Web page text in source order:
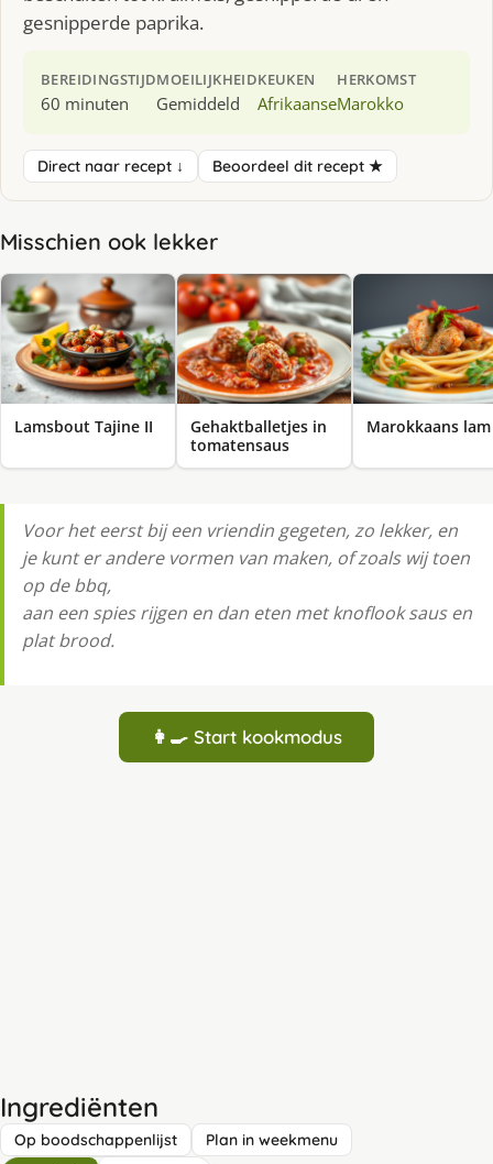
gesnipperde paprika.
BEREIDINGSTIJD
60 minuten
MOEILIJKHEID
Gemiddeld
KEUKEN
Afrikaanse
HERKOMST
Marokko
Direct naar recept ↓ Beoordeel dit recept ★
Misschien ook lekker
Lamsbout Tajine II
Gehaktballetjes in
tomatensaus
Marokkaans lam
Voor het eerst bij een vriendin gegeten, zo lekker, en
je kunt er andere vormen van maken, of zoals wij toen
op de bbq,
aan een spies rijgen en dan eten met knoflook saus en
plat brood.
👩‍🍳 Start kookmodus
Ingrediënten
Op boodschappenlijst Plan in weekmenu